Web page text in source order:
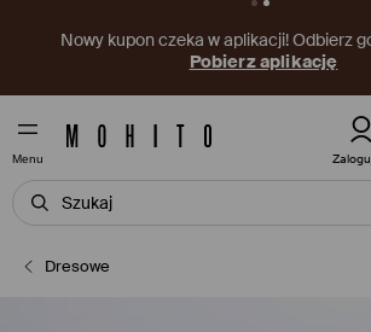
Nowy kupon czeka w aplikacji! Odbierz
Pobierz aplikację
Menu
Dresowe